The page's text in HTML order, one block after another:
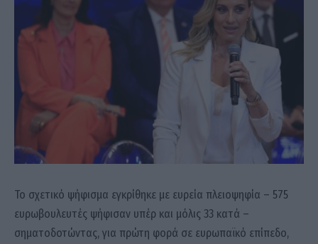
Το σχετικό ψήφισμα εγκρίθηκε με ευρεία πλειοψηφία – 575
ευρωβουλευτές ψήφισαν υπέρ και μόλις 33 κατά –
σηματοδοτώντας, για πρώτη φορά σε ευρωπαϊκό επίπεδο,